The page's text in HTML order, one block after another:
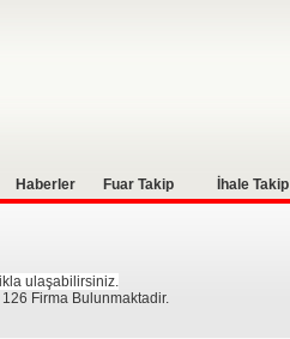
Haberler Fuar Takip İhale Takip
ulaşabilirsiniz.
Firma Bulunmaktadir.